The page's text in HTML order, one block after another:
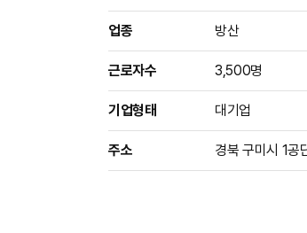
업종 방산
근로자수 3,500명
기업형태 대기업
주소 경북 구미시 1